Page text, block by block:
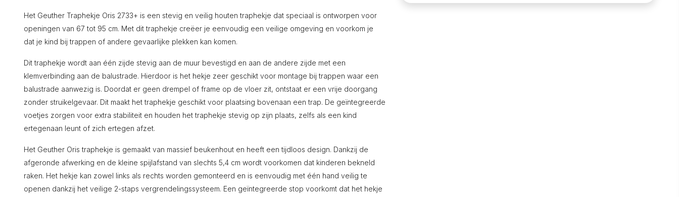
Het Geuther Traphekje Oris 2733+ is een stevig en veilig houten traphekje dat speciaal is ontworpen voor
openingen van 67 tot 95 cm. Met dit traphekje creëer je eenvoudig een veilige omgeving en voorkom je
dat je kind bij trappen of andere gevaarlijke plekken kan komen.
Dit traphekje wordt aan één zijde stevig aan de muur bevestigd en aan de andere zijde met een
klemverbinding aan de balustrade. Hierdoor is het hekje zeer geschikt voor montage bij trappen waar een
balustrade aanwezig is. Doordat er geen drempel of frame op de vloer zit, ontstaat er een vrije doorgang
zonder struikelgevaar. Dit maakt het traphekje geschikt voor plaatsing bovenaan een trap. De geïntegreerde
voetjes zorgen voor extra stabiliteit en houden het traphekje stevig op zijn plaats, zelfs als een kind
ertegenaan leunt of zich ertegen afzet.
Het Geuther Oris traphekje is gemaakt van massief beukenhout en heeft een tijdloos design. Dankzij de
afgeronde afwerking en de kleine spijlafstand van slechts 5,4 cm wordt voorkomen dat kinderen bekneld
raken. Het hekje kan zowel links als rechts worden gemonteerd en is eenvoudig met één hand veilig te
openen dankzij het veilige 2-staps vergrendelingssysteem. Een geïntegreerde stop voorkomt dat het hekje